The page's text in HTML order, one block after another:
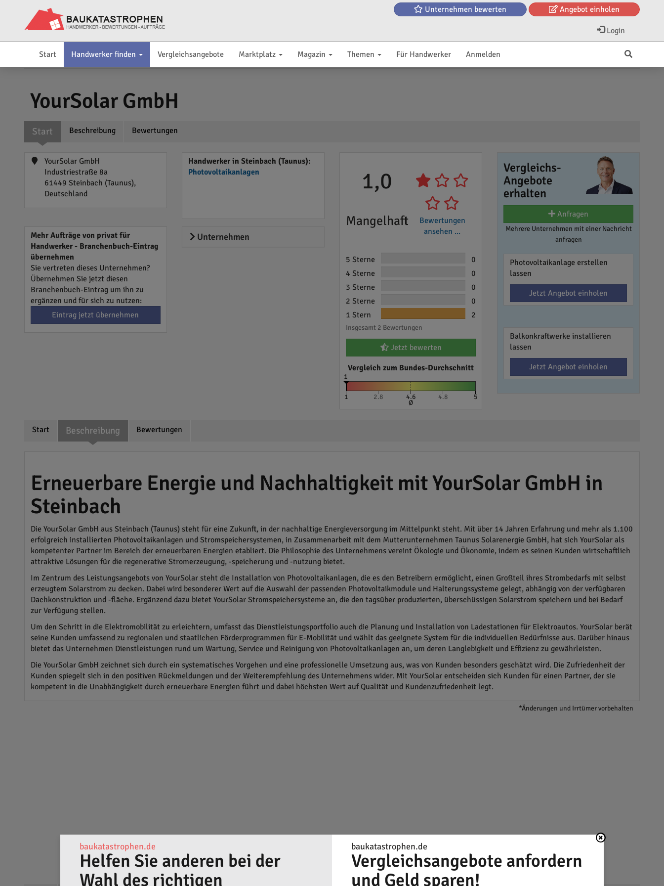
Unternehmen bewerten Angebot einholen
Login
Start Handwerker finden Vergleichsangebote Marktplatz Magazin Themen Für Handwerker Anmelden
YourSolar GmbH
Start Beschreibung Bewertungen
YourSolar GmbH
Industriestraße 8a
61449 Steinbach (Taunus),
Deutschland
Handwerker in Steinbach (Taunus):
Photovoltaikanlagen
Mehr Aufträge von privat für
Handwerker - Branchenbuch-Eintrag
übernehmen
Sie vertreten dieses Unternehmen?
Übernehmen Sie jetzt diesen
Branchenbuch-Eintrag um ihn zu
ergänzen und für sich zu nutzen:
Eintrag jetzt übernehmen
Unternehmen
1,0
Mangelhaft
Bewertungen
ansehen ...
5 Sterne
0
4 Sterne
0
3 Sterne
0
2 Sterne
0
1 Stern
2
Insgesamt 2 Bewertungen
Jetzt bewerten
Vergleich zum Bundes-Durchschnitt
1
1 2.8 4.6
Ø
4.8 5
Vergleichs-
Angebote
erhalten
Anfragen
Mehrere Unternehmen mit einer Nachricht
anfragen
Photovoltaikanlage erstellen
lassen
Jetzt Angebot einholen
Balkonkraftwerke installieren
lassen
Jetzt Angebot einholen
Start Beschreibung Bewertungen
Erneuerbare Energie und Nachhaltigkeit mit YourSolar GmbH in
Steinbach
Die YourSolar GmbH aus Steinbach (Taunus) steht für eine Zukunft, in der nachhaltige Energieversorgung im Mittelpunkt steht. Mit über 14 Jahren Erfahrung und mehr als 1.100
erfolgreich installierten Photovoltaikanlagen und Stromspeichersystemen, in Zusammenarbeit mit dem Mutterunternehmen Taunus Solarenergie GmbH, hat sich YourSolar als
kompetenter Partner im Bereich der erneuerbaren Energien etabliert. Die Philosophie des Unternehmens vereint Ökologie und Ökonomie, indem es seinen Kunden wirtschaftlich
attraktive Lösungen für die regenerative Stromerzeugung, -speicherung und -nutzung bietet.
Im Zentrum des Leistungsangebots von YourSolar steht die Installation von Photovoltaikanlagen, die es den Betreibern ermöglicht, einen Großteil ihres Strombedarfs mit selbst
erzeugtem Solarstrom zu decken. Dabei wird besonderer Wert auf die Auswahl der passenden Photovoltaikmodule und Halterungssysteme gelegt, abhängig von der verfügbaren
Dachkonstruktion und -fläche. Ergänzend dazu bietet YourSolar Stromspeichersysteme an, die den tagsüber produzierten, überschüssigen Solarstrom speichern und bei Bedarf
zur Verfügung stellen.
Um den Schritt in die Elektromobilität zu erleichtern, umfasst das Dienstleistungsportfolio auch die Planung und Installation von Ladestationen für Elektroautos. YourSolar berät
seine Kunden umfassend zu regionalen und staatlichen Förderprogrammen für E-Mobilität und wählt das geeignete System für die individuellen Bedürfnisse aus. Darüber hinaus
bietet das Unternehmen Dienstleistungen rund um Wartung, Service und Reinigung von Photovoltaikanlagen an, um deren Langlebigkeit und Effizienz zu gewährleisten.
Die YourSolar GmbH zeichnet sich durch ein systematisches Vorgehen und eine professionelle Umsetzung aus, was von Kunden besonders geschätzt wird. Die Zufriedenheit der
Kunden spiegelt sich in den positiven Rückmeldungen und der Weiterempfehlung des Unternehmens wider. Mit YourSolar entscheiden sich Kunden für einen Partner, der sie
kompetent in die Unabhängigkeit durch erneuerbare Energien führt und dabei höchsten Wert auf Qualität und Kundenzufriedenheit legt.
*Änderungen und Irrtümer vorbehalten
baukatastrophen.de
Helfen Sie anderen bei der
Wahl des richtigen
baukatastrophen.de
Vergleichsangebote anfordern
und Geld sparen!